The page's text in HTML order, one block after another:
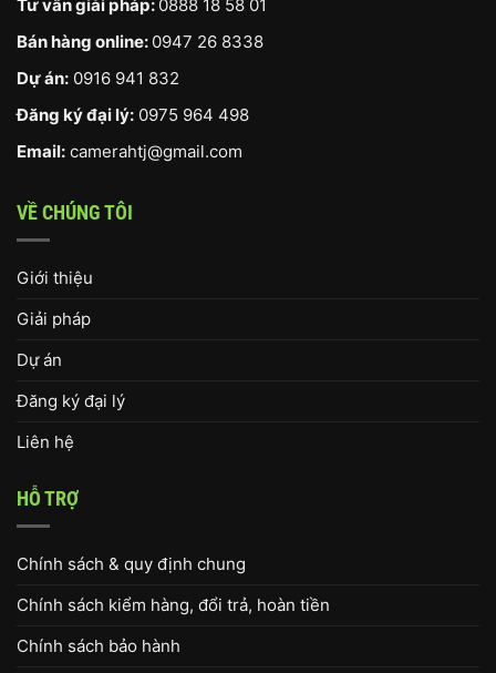
Tư vấn giải pháp: 0888 18 58 01
Bán hàng online: 0947 26 8338
Dự án: 0916 941 832
Đăng ký đại lý: 0975 964 498
Email: camerahtj@gmail.com
VỀ CHÚNG TÔI
Giới thiệu
Giải pháp
Dự án
Đăng ký đại lý
Liên hệ
HỖ TRỢ
Chính sách & quy định chung
Chính sách kiểm hàng, đổi trả, hoàn tiền
Chính sách bảo hành